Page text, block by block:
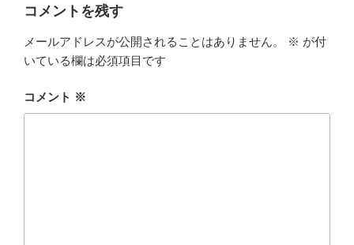
コメントを残す
メールアドレスが公開されることはありません。 ※ が付
いている欄は必須項目です
コメント ※